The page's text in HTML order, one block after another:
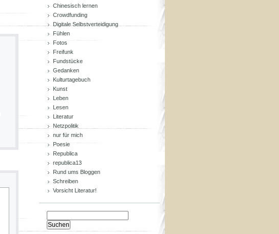
Chinesisch lernen
Crowdfunding
Digitale Selbstverteidigung
Fühlen
Fotos
Freifunk
Fundstücke
Gedanken
Kulturtagebuch
Kunst
Leben
Lesen
Literatur
Netzpolitik
nur für mich
Poesie
Republica
republica13
Rund ums Bloggen
Schreiben
Vorsicht Literatur!
nach: